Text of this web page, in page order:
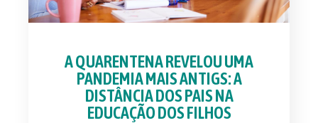
A QUARENTENA REVELOU UMA
PANDEMIA MAIS ANTIGS: A
DISTÂNCIA DOS PAIS NA
EDUCAÇÃO DOS FILHOS